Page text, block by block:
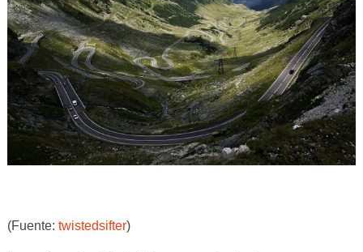
(Fuente: twistedsifter)